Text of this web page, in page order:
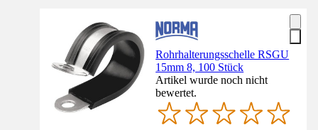
Rohrhalterungsschelle RSGU
15mm 8, 100 Stück
Artikel wurde noch nicht
bewertet.